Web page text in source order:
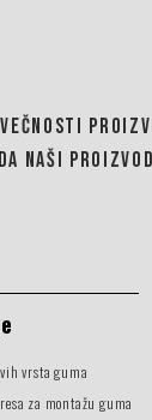
NAŠI
vrsta guma
za montažu guma